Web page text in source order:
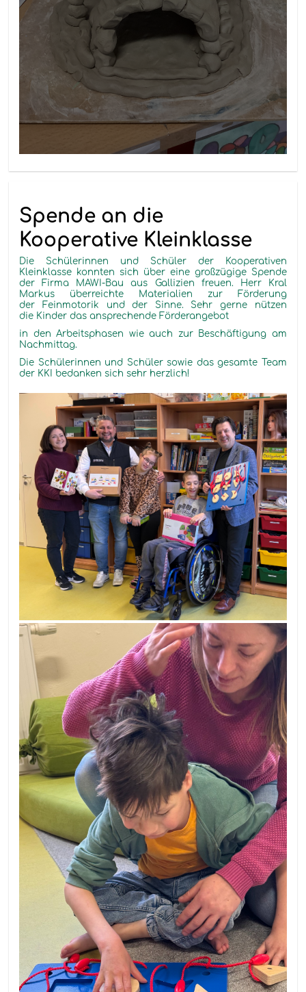
Spende an die
Kooperative Kleinklasse
Die Schülerinnen und Schüler der Kooperativen
Kleinklasse konnten sich über eine großzügige Spende
der Firma MAWI-Bau aus Gallizien freuen. Herr Kral
Markus überreichte Materialien zur Förderung
der Feinmotorik und der Sinne. Sehr gerne nützen
die Kinder das ansprechende Förderangebot
in den Arbeitsphasen wie auch zur Beschäftigung am
Nachmittag.
Die Schülerinnen und Schüler sowie das gesamte Team
der KKI bedanken sich sehr herzlich!